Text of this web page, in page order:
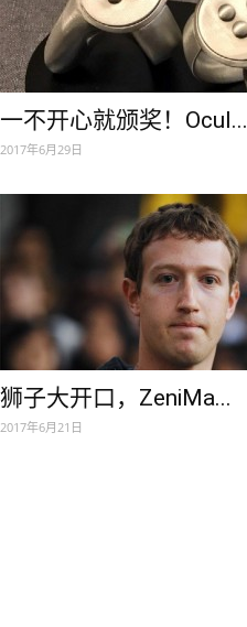
一不开心就颁奖！Ocul...
2017年6月29日
狮子大开口，ZeniMa...
2017年6月21日